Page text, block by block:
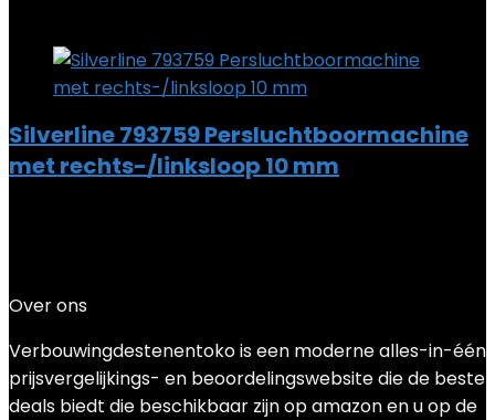
Silverline 793759 Persluchtboormachine
met rechts-/linksloop 10 mm
Over ons
Verbouwingdestenentoko is een moderne alles-in-één
prijsvergelijkings- en beoordelingswebsite die de beste
deals biedt die beschikbaar zijn op amazon en u op de